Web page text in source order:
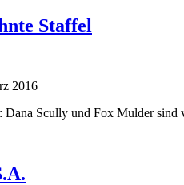
Staffel
2016
Dana Scully und Fox Mulder sind